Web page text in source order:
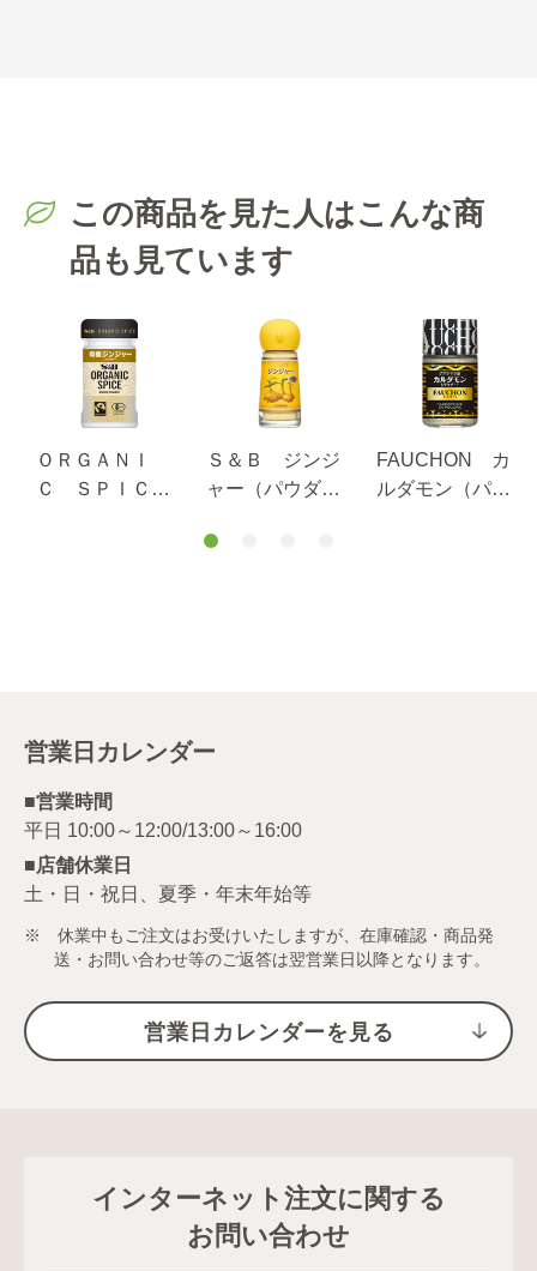
この商品を見た人はこんな商
品も見ています
ＯＲＧＡＮＩ
Ｃ ＳＰＩＣ
Ｓ＆Ｂ ジンジ
ャー（パウダ
FAUCHON カ
ルダモン（パウ
営業日カレンダー
■営業時間
■店舗休業日
土・日・祝日、夏季・年末年始等
※ 休業中もご注文はお受けいたしますが、在庫確認・商品発
送・お問い合わせ等のご返答は翌営業日以降となります。
営業日カレンダーを見る
インターネット注文に関する
お問い合わせ